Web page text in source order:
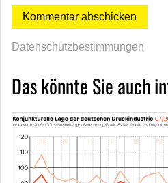
Datenschutzbestimmungen
Das könnte Sie auch